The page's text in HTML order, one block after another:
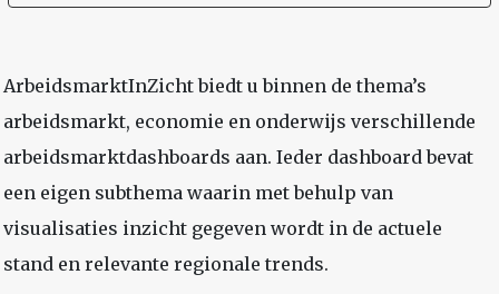
ArbeidsmarktInZicht biedt u binnen de thema’s
arbeidsmarkt, economie en onderwijs verschillende
arbeidsmarktdashboards aan. Ieder dashboard bevat
een eigen subthema waarin met behulp van
visualisaties inzicht gegeven wordt in de actuele
stand en relevante regionale trends.